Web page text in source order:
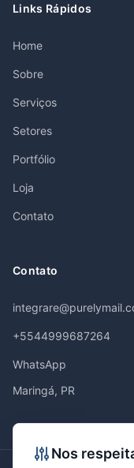
Links Rápidos
Home
Sobre
Serviços
Setores
Portfólio
Loja
Contato
Contato
+5544999687264
WhatsApp
Maringá, PR
Nos